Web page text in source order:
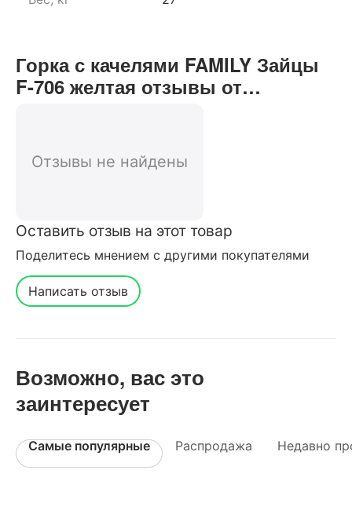
Горка с качелями FAMILY Зайцы
F-706 желтая отзывы от
Отзывы не найдены
Оставить отзыв на этот товар
Поделитесь мнением с другими покупателями
Написать отзыв
Возможно, вас это
заинтересует
Самые популярные Распродажа Недавно